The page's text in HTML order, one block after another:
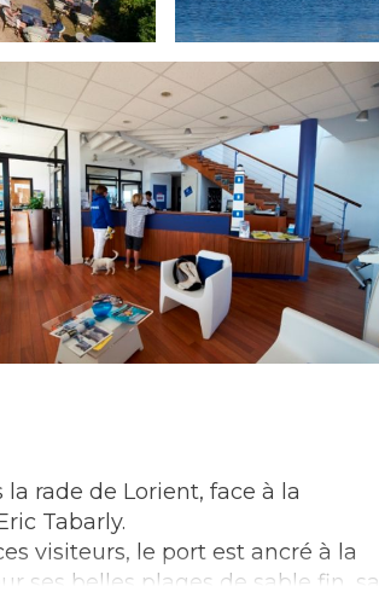
rade de Lorient, face à la
Tabarly.
visiteurs, le port est ancré à la
ses belles plages de sable fin, sa